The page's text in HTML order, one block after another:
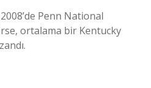
Penn National
ortalama bir Kentucky